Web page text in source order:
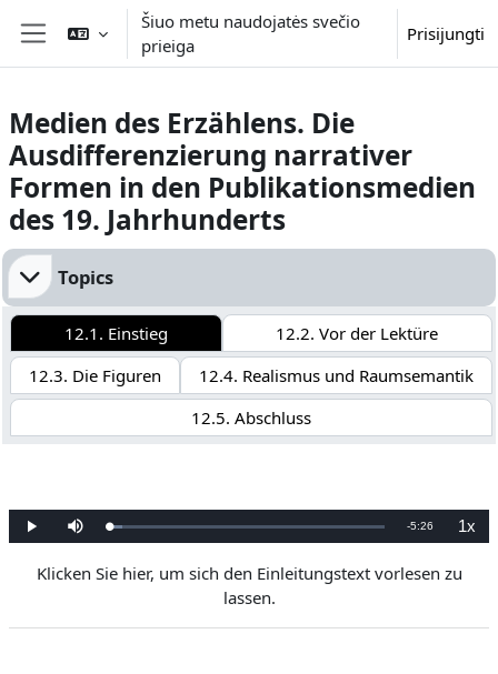
Pereiti į pagrindinį turinį
Šoninis skydelis
Šiuo metu naudojatės svečio
prieiga
Prisijungti
Medien des Erzählens. Die
Ausdifferenzierung narrativer
Formen in den Publikationsmedien
des 19. Jahrhunderts
Dalies kontūras
Topics
12.1. Einstieg
12.2. Vor der Lektüre
12.3. Die Figuren
12.4. Realismus und Raumsemantik
12.5. Abschluss
Play Mute Loaded:
4.99%
Remaining
-5:26 1x
Rate
Klicken Sie hier, um sich den Einleitungstext vorlesen zu
lassen.